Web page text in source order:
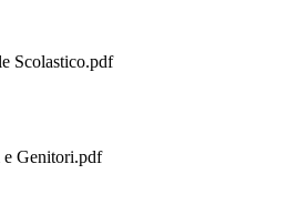
Scolastico.pdf
Genitori.pdf